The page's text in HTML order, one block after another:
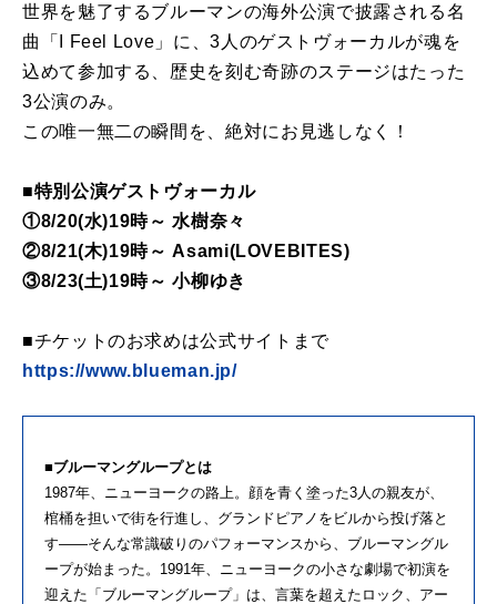
世界を魅了するブルーマンの海外公演で披露される名
曲「I Feel Love」に、3人のゲストヴォーカルが魂を
込めて参加する、歴史を刻む奇跡のステージはたった
3公演のみ。
この唯一無二の瞬間を、絶対にお見逃しなく！
■特別公演ゲストヴォーカル
①8/20(水)19時～ 水樹奈々
②8/21(木)19時～ Asami(LOVEBITES)
③8/23(土)19時～ 小柳ゆき
■チケットのお求めは公式サイトまで
https://www.blueman.jp/
■ブルーマングループとは
1987年、ニューヨークの路上。顔を青く塗った3人の親友が、
棺桶を担いで街を行進し、グランドピアノをビルから投げ落と
す——そんな常識破りのパフォーマンスから、ブルーマングル
ープが始まった。1991年、ニューヨークの小さな劇場で初演を
迎えた「ブルーマングループ」は、言葉を超えたロック、アー